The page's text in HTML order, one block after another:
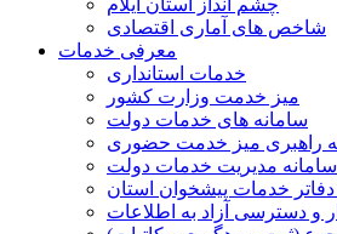
شاخص های آماری اقتصادی
معرفی خدمات
خدمات استانداری
میز خدمت وزارت کشور
سامانه های خدمات دولت
راهبری میز خدمت حضوری
سامانه مدیریت خدمات دولت
دفاتر خدمات پیشخوان استان
و دسترسی آزاد به اطلاعات